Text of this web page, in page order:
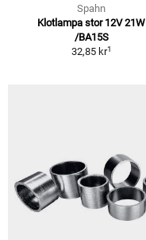
Spahn
Klotlampa stor 12V 21W
/BA15S
32,85 kr1